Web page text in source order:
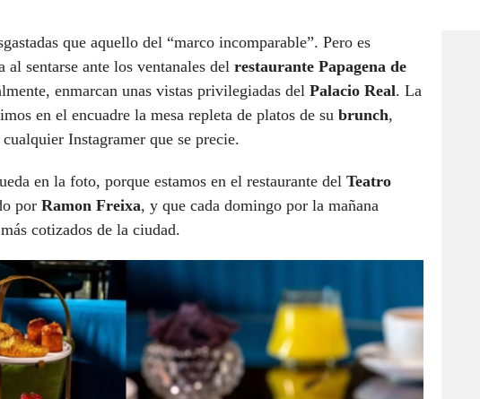
que aquello del “marco incomparable”. Pero es
sentarse ante los ventanales del restaurante Papagena de
enmarcan unas vistas privilegiadas del Palacio Real. La
en el encuadre la mesa repleta de platos de su brunch,
Instagramer que se precie.
en la foto, porque estamos en el restaurante del Teatro
por Ramon Freixa, y que cada domingo por la mañana
cotizados de la ciudad.